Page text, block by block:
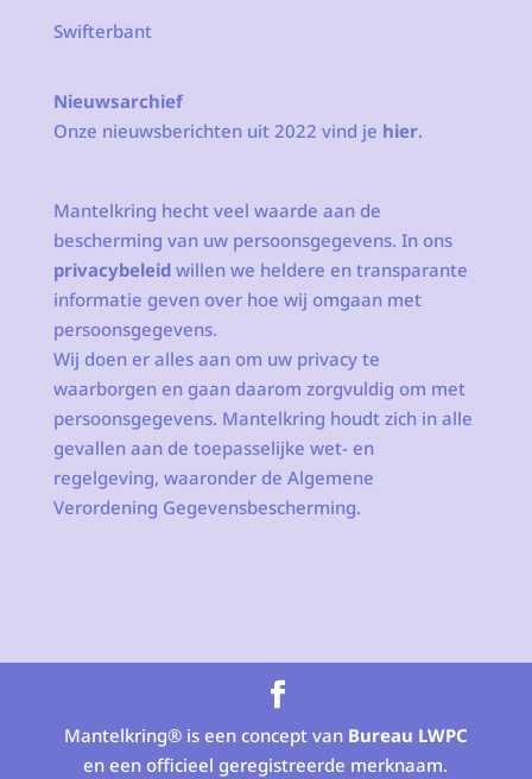
Swifterbant
Nieuwsarchief
Onze nieuwsberichten uit 2022 vind je hier.
Mantelkring hecht veel waarde aan de
bescherming van uw persoonsgegevens. In ons
privacybeleidwillen we heldere en transparante
informatie geven over hoe wij omgaan met
persoonsgegevens.
Wij doen er alles aan om uw privacy te
waarborgen en gaan daarom zorgvuldig om met
persoonsgegevens. Mantelkring houdt zich in alle
gevallen aan de toepasselijke wet- en
regelgeving, waaronder de Algemene
Verordening Gegevensbescherming.
Mantelkring® is een concept van Bureau LWPC
en een officieel geregistreerde merknaam.